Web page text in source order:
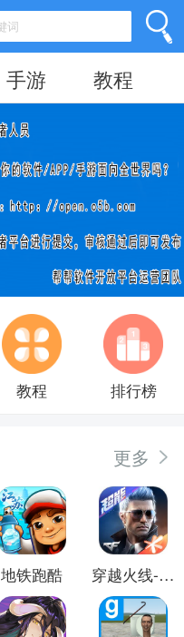
手游 教程
教程 排行榜
更多
地铁跑酷 穿越火线-枪战王者